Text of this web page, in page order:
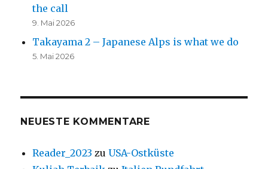
the call
9. Mai 2026
Takayama 2 – Japanese Alps is what we do
5. Mai 2026
NEUESTE KOMMENTARE
Reader_2023 zuUSA-Ostküste